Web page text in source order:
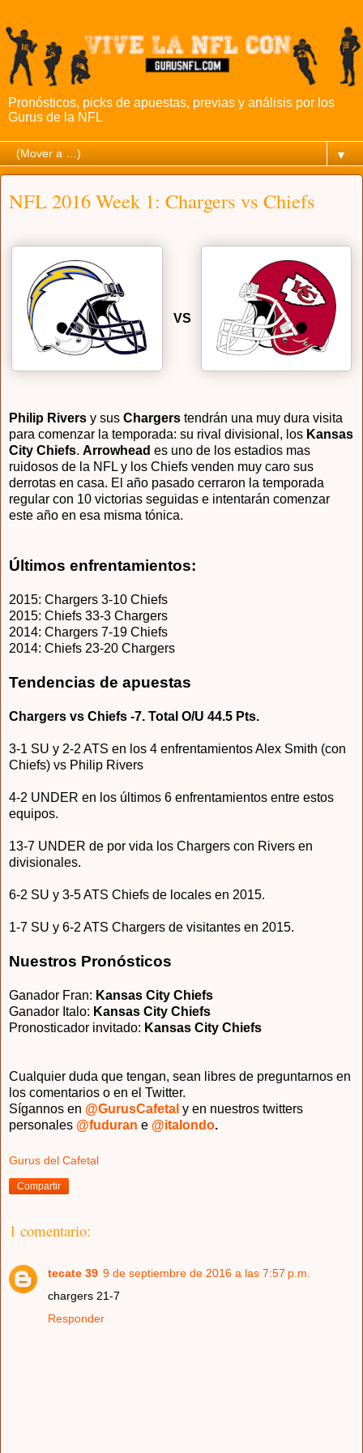
Pronósticos, picks de apuestas, previas y análisis por los
Gurus de la NFL
▼
NFL 2016 Week 1: Chargers vs Chiefs
VS
Philip Rivers y sus Chargers tendrán una muy dura visita
para comenzar la temporada: su rival divisional, los Kansas
City Chiefs. Arrowhead es uno de los estadios mas
ruidosos de la NFL y los Chiefs venden muy caro sus
derrotas en casa. El año pasado cerraron la temporada
regular con 10 victorias seguidas e intentarán comenzar
este año en esa misma tónica.
Últimos enfrentamientos:
2015: Chargers 3-10 Chiefs
2015: Chiefs 33-3 Chargers
2014: Chargers 7-19 Chiefs
2014: Chiefs 23-20 Chargers
Tendencias de apuestas
Chargers vs Chiefs -7. Total O/U 44.5 Pts.
3-1 SU y 2-2 ATS en los 4 enfrentamientos Alex Smith (con
Chiefs) vs Philip Rivers
4-2 UNDER en los últimos 6 enfrentamientos entre estos
equipos.
13-7 UNDER de por vida los Chargers con Rivers en
divisionales.
6-2 SU y 3-5 ATS Chiefs de locales en 2015.
1-7 SU y 6-2 ATS Chargers de visitantes en 2015.
Nuestros Pronósticos
Ganador Fran: Kansas City Chiefs
Ganador Italo: Kansas City Chiefs
Pronosticador invitado: Kansas City Chiefs
Cualquier duda que tengan, sean libres de preguntarnos en
los comentarios o en el Twitter.
Sígannos en @GurusCafetal y en nuestros twitters
personales @fuduran e @italondo.
Gurus del Cafetal
Compartir
1 comentario:
tecate 39 9 de septiembre de 2016 a las 7:57 p.m.
chargers 21-7
Responder